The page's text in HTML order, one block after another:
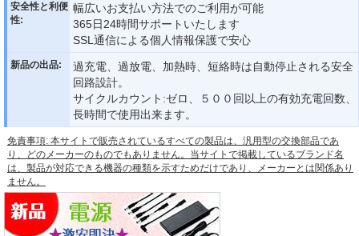
安全性と利便
性:
幅広いお支払い方法でのご利用が可能
365日24時間サポートいたします
SSL通信による個人情報保護で安心
新品の出品:
過充電、過放電、加熱時、短絡時は自動停止される安全
回路設計。
サイクルカウント:ゼロ、５００回以上の有効充電回数、
長時間で使用出来ます。
免責事項: 本サイトで販売されているすべての製品は、汎用型の交換部品であ
り、どのメーカーのものでもありません。当サイトで掲載しているブランド名
は、製品が対応できる機器の種類を示すためだけであり、メーカーとは関係あり
ません。